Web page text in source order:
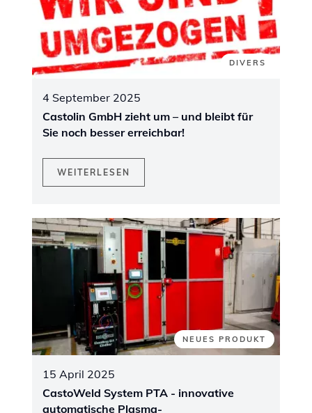
DIVERS
4 September 2025
Castolin GmbH zieht um – und bleibt für
Sie noch besser erreichbar!
WEITERLESEN
NEUES PRODUKT
15 April 2025
CastoWeld System PTA - innovative
automatische Plasma-